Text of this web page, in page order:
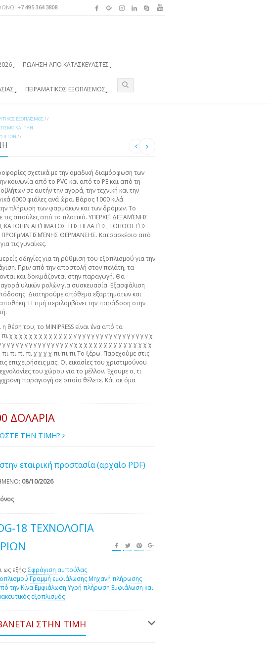
+7 495 364 3808
ΠΏΛΗΣΗ ΑΠΌ ΚΑΤΑΣΚΕΥΑΣΤΈΣ
ΠΕΙΡΑΜΑΤΙΚΌΣ ΕΞΟΠΛΙΣΜΌΣ
ΕΞΟΠΛΙΣΜΌΣ/ /
ΚΑΙ ΤΗΝ
/ /
σχετικά με την ομαδική διαμόρφωση των
κοινωνία από το PVC και από το ΡΕ και από τη
σε αυτήν την αγορά, την τεχνική και την
6000 φιάλες ανά ώρα. Βάρος 1000 κιλά.
πλήρωση των φαρμάκων και των δρόμων. Το
τις απούλες από το πλατικό. ΥΠΕΡΧΕΊ ΔΕΞΑΜΈΝΗΣ
ΚΑΤΟΠΙΝ ΑΙΤΉΜΑΤΟΣ ΤΗΣ ΠΕΛΑΤΉΣ, ΤΟΠΟΘΕΤΉΣ
ΠΡΟΓμΜΑΤΙΣΜΈΝΗΣ ΘΕΡΜΑΝΣΗΣ. Κατσασκέσιο από
τις γυναίκες.
οδηγίες για τη ρύθμιση του εξοπλισμού για την
Πριν από την αποστολή στον πελάτη, τα
και δοκιμάζονται στην παραγωγή. Θα
υλικών ρολών για συσκευασία. Εξασφάλιση
Διατηρούμε απόθεμα εξαρτημάτων και
Η τιμή περιλαμβάνει την παράδοση στην
η θέση του, το MINIPRESS είναι ένα από τα
χ χ χ χ χ χ χ χ χ χ χ χ χ γ γ γ γ γ γ γ γ γ γ γ γ γ γ γ γ γ χ
γ γ γ γ γ γ γ γ γ γ γ γ γ γ χ γ χ χ χ χ χ χ χ χ χ χ χ χ χ χ χ χ
πι πι πι χ χ χ χ πι πι πι Το ξέρω. Παρεχούμε στις
επιχειρήσεις μας. Οι εικασίες του χριστιμούνου
του χώρου για το μέλλον. Έχουμε ο, τι
παραγιογή σε οποίο θέλετε. Κάι ακ όμα
ΔΟΛΆΡΙΑ
ΤΗΝ ΤΙΜΗ?
εταιρική προστασία (αρχαίο PDF)
08/10/2026
18 ΤΕΧΝΟΛΟΓΊΑ
ως εξής: Σφράγιση αμπούλας
Γραμμή εμφιάλωσηςΜηχανή πλήρωσης
την ΚίναΕμφιάλωση Υγρή πλήρωση Εμφιάλωση και
εξοπλισμός
ΣΤΗΝ ΤΙΜΉ